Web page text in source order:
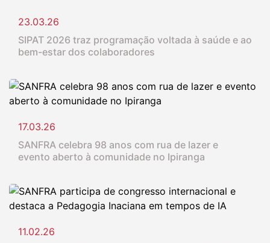
23.03.26
SIPAT 2026 traz programação voltada à saúde e ao
bem-estar dos colaboradores
17.03.26
SANFRA celebra 98 anos com rua de lazer e
evento aberto à comunidade no Ipiranga
11.02.26